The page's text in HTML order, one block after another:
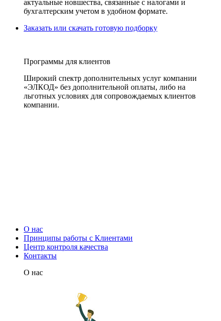
актуальные новшества, связанные с налогами и
бухгалтерским учетом в удобном формате.
Заказать или скачать готовую подборку
Программы для клиентов
Широкий спектр дополнительных услуг компании
«ЭЛКОД» без дополнительной оплаты, либо на
льготных условиях для сопровождаемых клиентов
компании.
О нас
Принципы работы с Клиентами
Центр контроля качества
Контакты
О нас